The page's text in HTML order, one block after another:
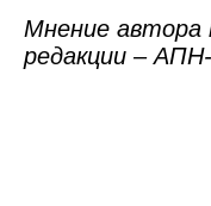
Мнение автора
редакции –